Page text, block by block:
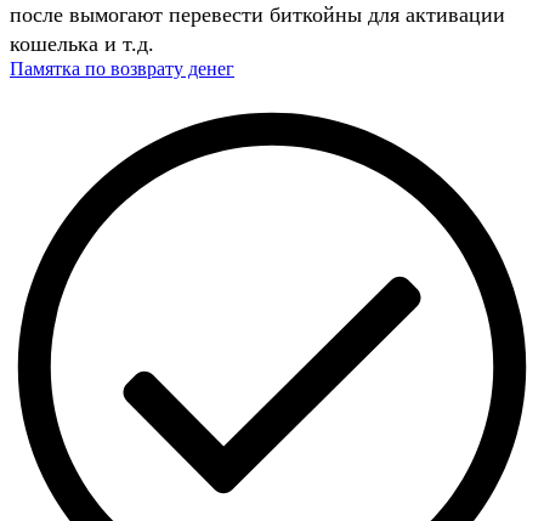
после вымогают перевести биткойны для активации
кошелька и т.д.
Памятка по возврату денег